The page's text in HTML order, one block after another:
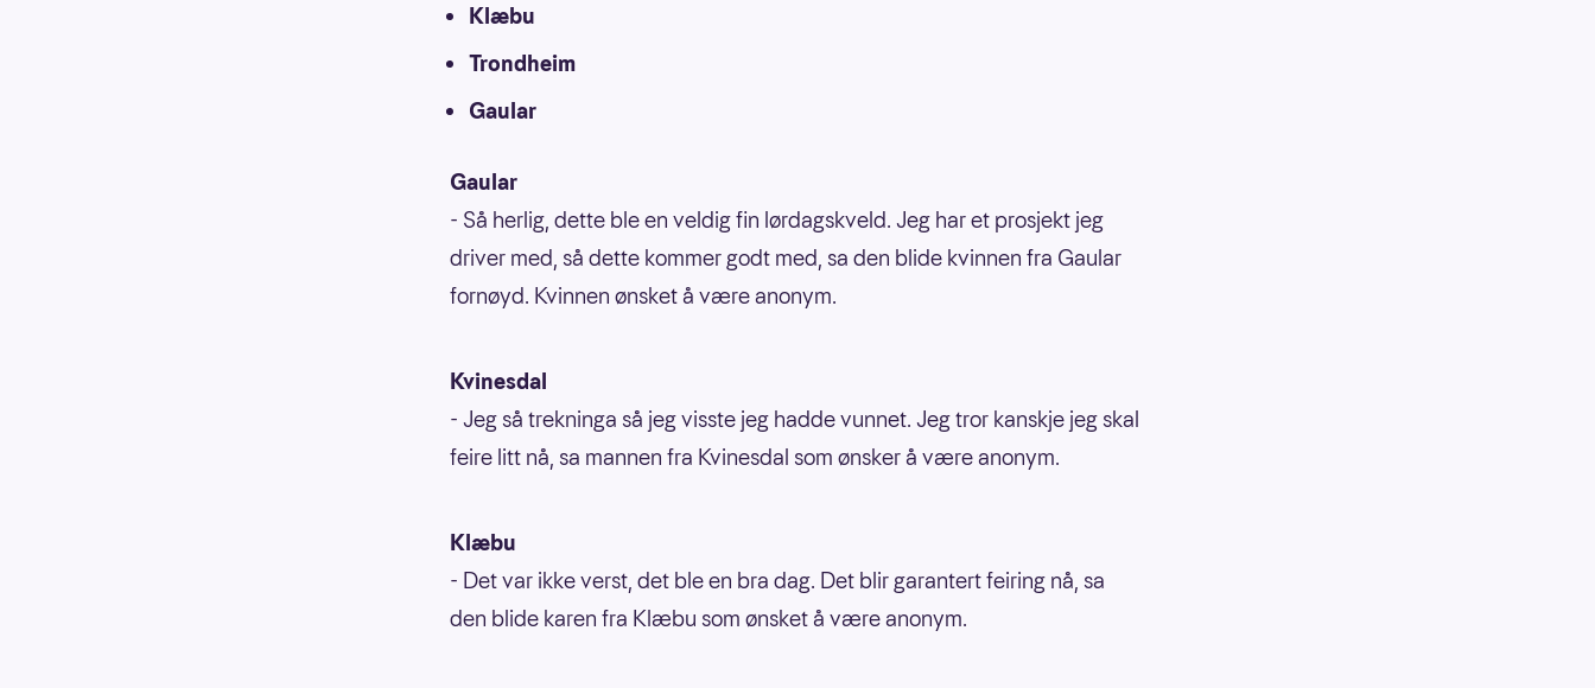
Klæbu
Trondheim
Gaular
Gaular
- Så herlig, dette ble en veldig fin lørdagskveld. Jeg har et prosjekt jeg
driver med, så dette kommer godt med, sa den blide kvinnen fra Gaular
fornøyd. Kvinnen ønsket å være anonym.
Kvinesdal
- Jeg så trekninga så jeg visste jeg hadde vunnet. Jeg tror kanskje jeg skal
feire litt nå, sa mannen fra Kvinesdal som ønsker å være anonym.
Klæbu
- Det var ikke verst, det ble en bra dag. Det blir garantert feiring nå, sa
den blide karen fra Klæbu som ønsket å være anonym.